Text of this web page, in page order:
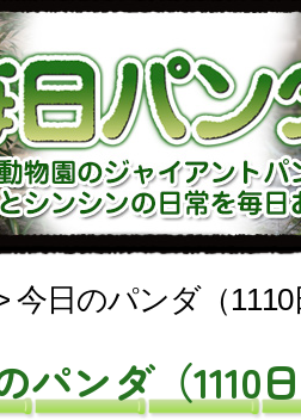
今日のパンダ（1110
パンダ（1110